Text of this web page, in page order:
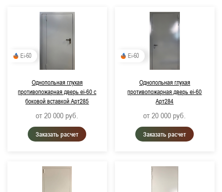
Ei-60
Однопольная глухая
противопожарная дверь ei-60 с
боковой вставкой Арт285
от 20 000 руб.
Заказать расчет
Ei-60
Однопольная глухая
противопожарная дверь ei-60
Арт284
от 20 000 руб.
Заказать расчет